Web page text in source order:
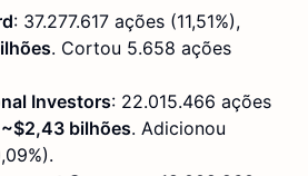
: 37.277.617 ações (11,51%),
. Cortou 5.658 ações
Investors: 22.015.466 ações
bilhões. Adicionou